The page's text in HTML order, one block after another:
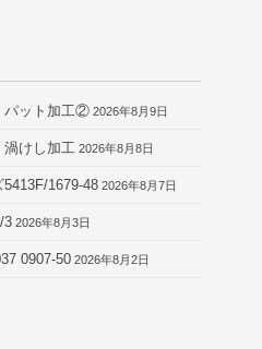
パット加工② 2026年8月9日
渦けし加工 2026年8月8日
1679-48 2026年8月7日
3 2026年8月3日
0907-50 2026年8月2日